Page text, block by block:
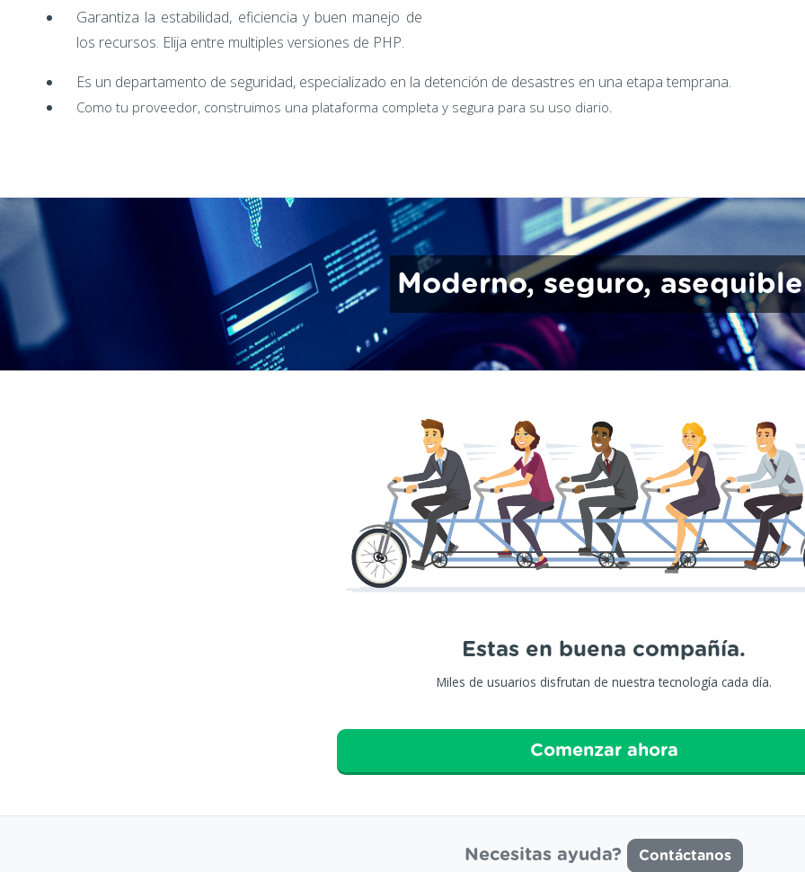
Garantiza la estabilidad, eficiencia y buen manejo de
los recursos. Elija entre multiples versiones de PHP.
Es un departamento de seguridad, especializado en la detención de desastres en una etapa temprana.
Como tu proveedor, construimos una plataforma completa y segura para su uso diario.
Moderno, seguro,
Estas en buena compañía.
Miles de usuarios disfrutan de nuestra tecnología cada día.
Comenzar ahora
Necesitas ayuda? Contáctanos